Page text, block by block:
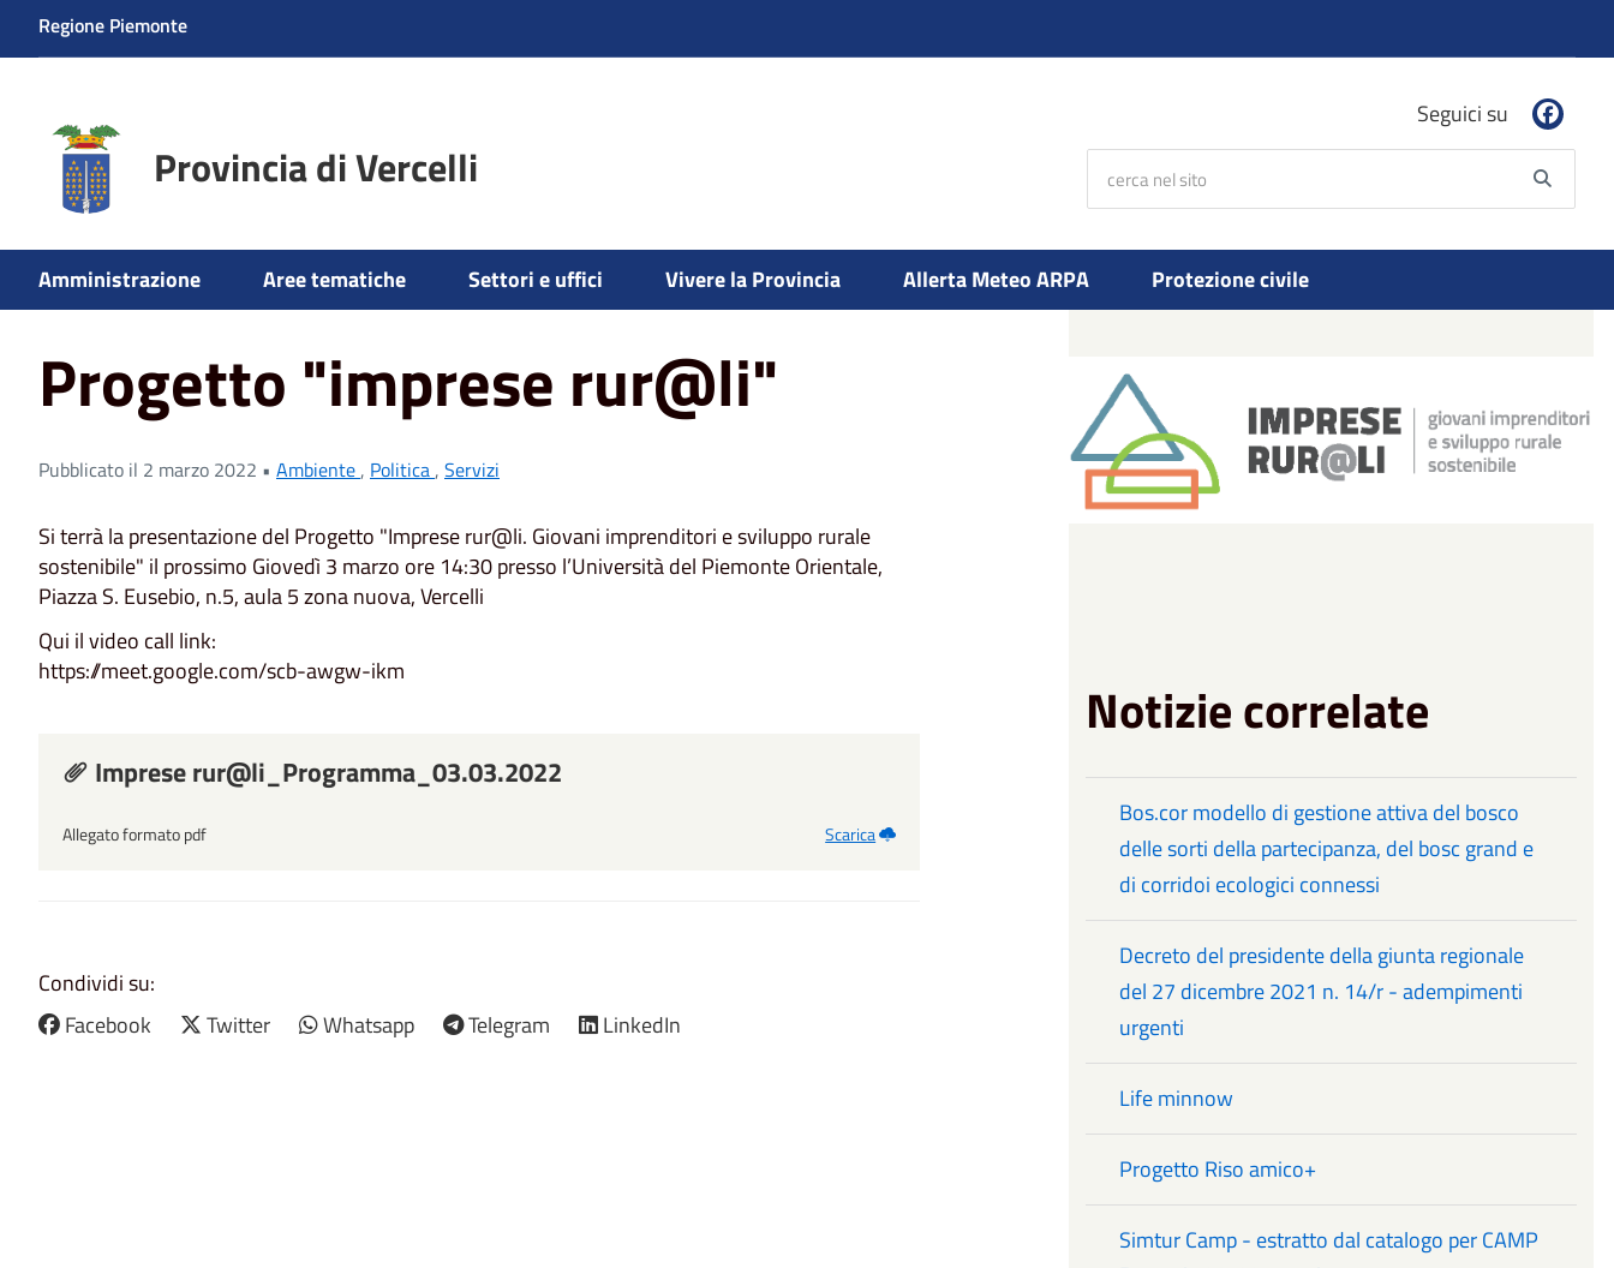
Regione Piemonte
Provincia di Vercelli
Seguici su
Amministrazione Aree tematiche Settori e uffici Vivere la Provincia Allerta Meteo ARPA Protezione civile
Home News Servizi Progetto "imprese rur@li"
Progetto "imprese rur@li"
Pubblicato il 2 marzo 2022 • Ambiente , Politica , Servizi
Si terrà la presentazione del Progetto "Imprese rur@li. Giovani imprenditori e sviluppo rurale
sostenibile" il prossimo Giovedì 3 marzo ore 14:30 presso l’Università del Piemonte Orientale,
Piazza S. Eusebio, n.5, aula 5 zona nuova, Vercelli
Qui il video call link:
https://meet.google.com/scb-awgw-ikm
Imprese rur@li_Programma_03.03.2022
Allegato formato pdf Scarica
Condividi su:
Facebook
Twitter Whatsapp Telegram LinkedIn
Notizie correlate
Bos.cor modello di gestione attiva del bosco
delle sorti della partecipanza, del bosc grand e
di corridoi ecologici connessi
Decreto del presidente della giunta regionale
del 27 dicembre 2021 n. 14/r - adempimenti
urgenti
Life minnow
Progetto Riso amico+
Simtur Camp - estratto dal catalogo per CAMP